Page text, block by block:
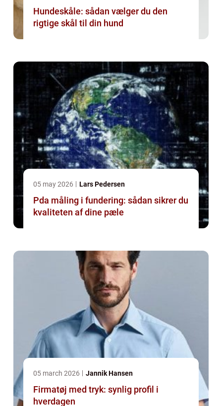
Hundeskåle: sådan vælger du den
rigtige skål til din hund
05 may 2026 Lars Pedersen
Pda måling i fundering: sådan sikrer du
kvaliteten af dine pæle
05 march 2026 Jannik Hansen
Firmatøj med tryk: synlig profil i
hverdagen